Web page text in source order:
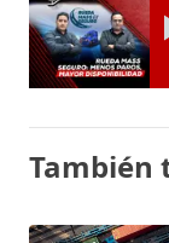
También